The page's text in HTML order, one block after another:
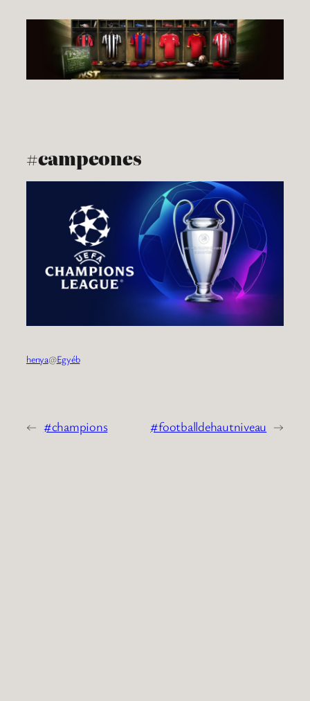
tartalomhoz
#campeones
henya@Egyéb
← #champions #footballdehautniveau →